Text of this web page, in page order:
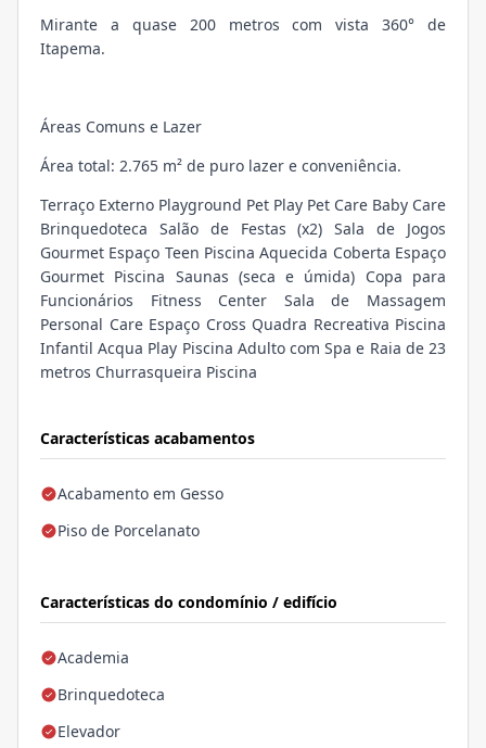
Características acabamentos
Acabamento em Gesso
Piso de Porcelanato
Características do condomínio / edifício
Academia
Brinquedoteca
Elevador
Mirante a quase 200 metros com vista 360° de
Itapema.
Áreas Comuns e Lazer
Área total: 2.765 m² de puro lazer e conveniência.
Terraço Externo Playground Pet Play Pet Care Baby Care
Brinquedoteca Salão de Festas (x2) Sala de Jogos
Gourmet Espaço Teen Piscina Aquecida Coberta Espaço
Gourmet Piscina Saunas (seca e úmida) Copa para
Funcionários Fitness Center Sala de Massagem
Personal Care Espaço Cross Quadra Recreativa Piscina
Infantil Acqua Play Piscina Adulto com Spa e Raia de 23
metros Churrasqueira Piscina